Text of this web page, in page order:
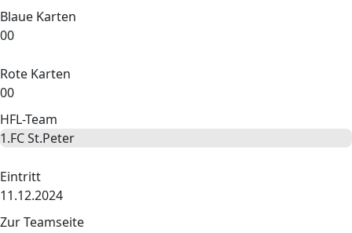
Blaue Karten
00
Rote Karten
00
HFL-Team
1.FC St.Peter
Eintritt
11.12.2024
Zur Teamseite